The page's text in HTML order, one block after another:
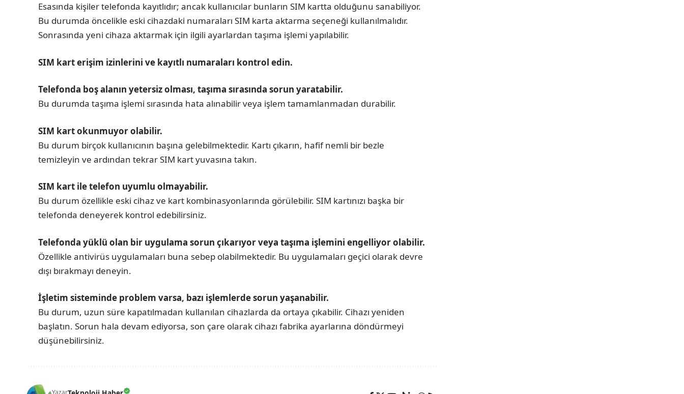
Esasında kişiler telefonda kayıtlıdır; ancak kullanıcılar bunların SIM kartta olduğunu sanabiliyor.
Bu durumda öncelikle eski cihazdaki numaraları SIM karta aktarma seçeneği kullanılmalıdır.
Sonrasında yeni cihaza aktarmak için ilgili ayarlardan taşıma işlemi yapılabilir.
SIM kart erişim izinlerini ve kayıtlı numaraları kontrol edin.
Telefonda boş alanın yetersiz olması, taşıma sırasında sorun yaratabilir.
Bu durumda taşıma işlemi sırasında hata alınabilir veya işlem tamamlanmadan durabilir.
SIM kart okunmuyor olabilir.
Bu durum birçok kullanıcının başına gelebilmektedir. Kartı çıkarın, hafif nemli bir bezle
temizleyin ve ardından tekrar SIM kart yuvasına takın.
SIM kart ile telefon uyumlu olmayabilir.
Bu durum özellikle eski cihaz ve kart kombinasyonlarında görülebilir. SIM kartınızı başka bir
telefonda deneyerek kontrol edebilirsiniz.
Telefonda yüklü olan bir uygulama sorun çıkarıyor veya taşıma işlemini engelliyor olabilir.
Özellikle antivirüs uygulamaları buna sebep olabilmektedir. Bu uygulamaları geçici olarak devre
dışı bırakmayı deneyin.
İşletim sisteminde problem varsa, bazı işlemlerde sorun yaşanabilir.
Bu durum, uzun süre kapatılmadan kullanılan cihazlarda da ortaya çıkabilir. Cihazı yeniden
başlatın. Sorun hala devam ediyorsa, son çare olarak cihazı fabrika ayarlarına döndürmeyi
düşünebilirsiniz.